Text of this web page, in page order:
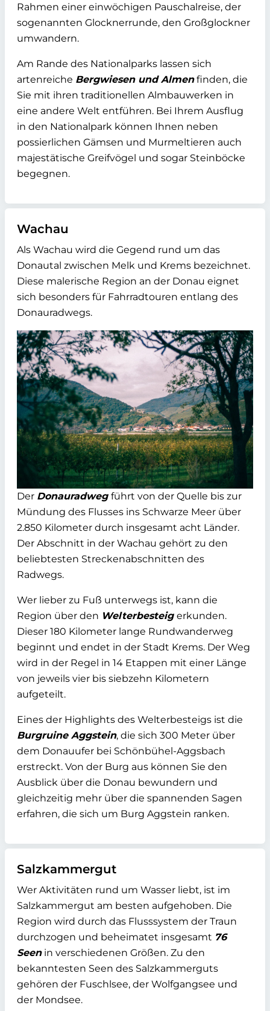
Rahmen einer einwöchigen Pauschalreise, der
sogenannten Glocknerrunde, den Großglockner
umwandern.
Am Rande des Nationalparks lassen sich
artenreiche Bergwiesen und Almenfinden, die
Sie mit ihren traditionellen Almbauwerken in
eine andere Welt entführen. Bei Ihrem Ausflug
in den Nationalpark können Ihnen neben
possierlichen Gämsen und Murmeltieren auch
majestätische Greifvögel und sogar Steinböcke
begegnen.
Wachau
Als Wachau wird die Gegend rund um das
Donautal zwischen Melk und Krems bezeichnet.
Diese malerische Region an der Donau eignet
sich besonders für Fahrradtouren entlang des
Donauradwegs.
Der Donauradweg führt von der Quelle bis zur
Mündung des Flusses ins Schwarze Meer über
2.850 Kilometer durch insgesamt acht Länder.
Der Abschnitt in der Wachau gehört zu den
beliebtesten Streckenabschnitten des
Radwegs.
Wer lieber zu Fuß unterwegs ist, kann die
Region über den Welterbesteig erkunden.
Dieser 180 Kilometer lange Rundwanderweg
beginnt und endet in der Stadt Krems. Der Weg
wird in der Regel in 14 Etappen mit einer Länge
von jeweils vier bis siebzehn Kilometern
aufgeteilt.
Eines der Highlights des Welterbesteigs ist die
Burgruine Aggstein, die sich 300 Meter über
dem Donauufer bei Schönbühel-Aggsbach
erstreckt. Von der Burg aus können Sie den
Ausblick über die Donau bewundern und
gleichzeitig mehr über die spannenden Sagen
erfahren, die sich um Burg Aggstein ranken.
Salzkammergut
Wer Aktivitäten rund um Wasser liebt, ist im
Salzkammergut am besten aufgehoben. Die
Region wird durch das Flusssystem der Traun
durchzogen und beheimatet insgesamt 76
Seenin verschiedenen Größen. Zu den
bekanntesten Seen des Salzkammerguts
gehören der Fuschlsee, der Wolfgangsee und
der Mondsee.